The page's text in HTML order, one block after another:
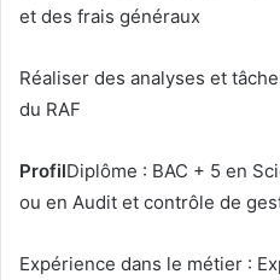
et des frais généraux
Réaliser des analyses et
du RAF
ProfilDiplôme : BAC + 5 en
ou en Audit et contrôle de
Expérience dans le métier :